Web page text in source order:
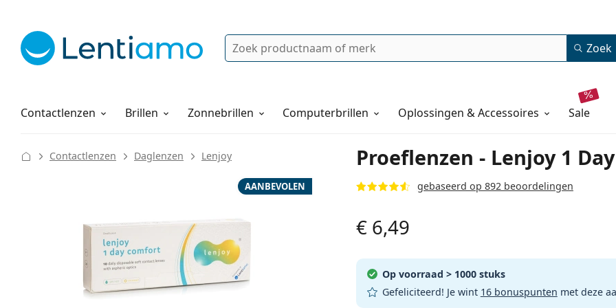
Zoek Zoek
Contactlenzen
Lenzenvloeistoffen Brillen Zonnebrillen Computerbrillen Oplossingen & Accessoires sale
Hoe bestellen
Proeflenzen - Lenjoy 1
gebaseerd op 892 beoordelingen
Contactlenzen Daglenzen Lenjoy
AANBEVOLEN
€ 6,49
Op voorraad > 1000 stuks
Gefeliciteerd! Je wint 16 bonuspunten met deze